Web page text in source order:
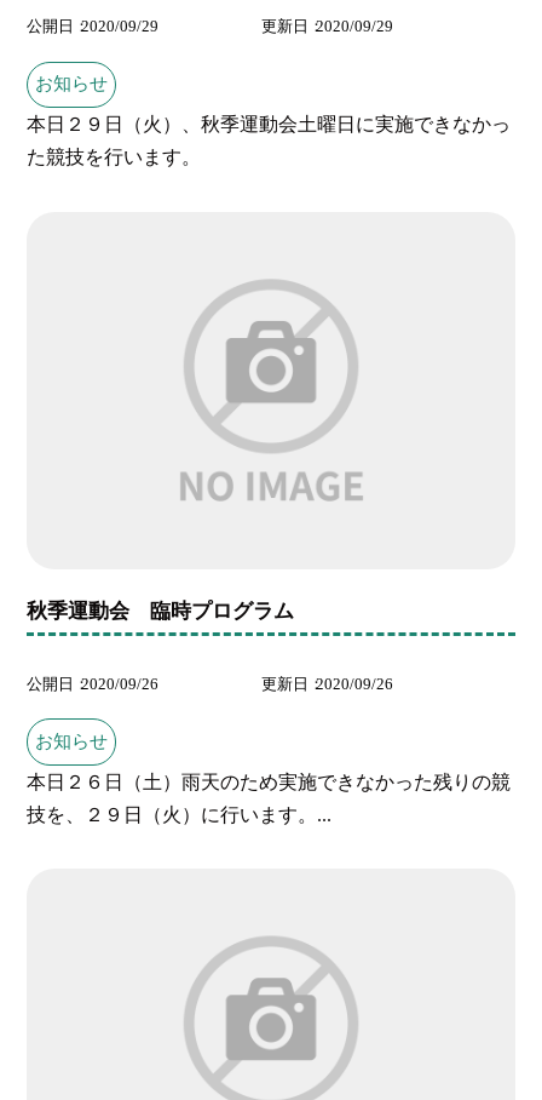
公開日 2020/09/29 更新日 2020/09/29
お知らせ
本日２９日（火）、秋季運動会土曜日に実施できなかっ
た競技を行います。
秋季運動会 臨時プログラム
公開日 2020/09/26 更新日 2020/09/26
お知らせ
本日２６日（土）雨天のため実施できなかった残りの競
技を、２９日（火）に行います。...